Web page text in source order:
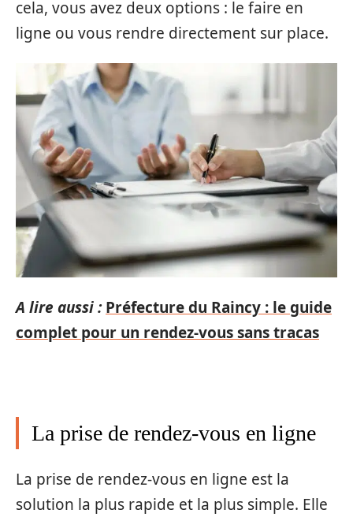
cela, vous avez deux options : le faire en
ligne ou vous rendre directement sur place.
A lire aussi : Préfecture du Raincy : le guide
complet pour un rendez-vous sans tracas
La prise de rendez-vous en ligne
La prise de rendez-vous en ligne est la
solution la plus rapide et la plus simple. Elle